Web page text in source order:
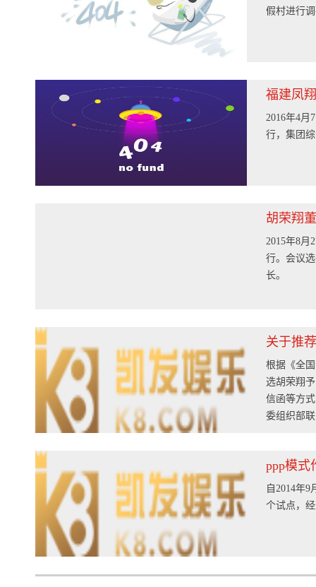
假村进行
福建凤
2016年4月
行，集团
胡荣翔
2015年8月
行。会议
长。
关于推
根据《全
选胡荣翔
信函等方
委组织部
区乌山西
ppp模式
自2014年
个试点，